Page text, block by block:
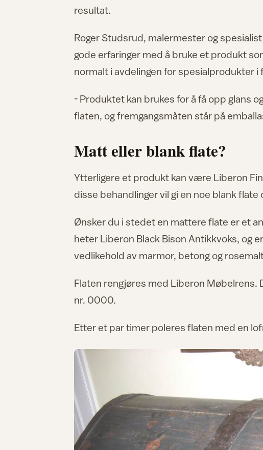
resultat.
Roger Studsrud, malermester og
gode erfaringer med å bruke et produkt
normalt i avdelingen for spesialprodukter i
- Produktet kan brukes for å få opp glans
flaten, og fremgangsmåten står på
Matt eller blank flate?
Ytterligere et produkt kan være Liberon
disse behandlinger vil gi en noe blank flate
Ønsker du i stedet en mattere flate er et
heter Liberon Black Bison Antikkvoks, og
vedlikehold av marmor, betong og
Flaten rengjøres med Liberon
nr. 0000.
Etter et par timer poleres flaten med en